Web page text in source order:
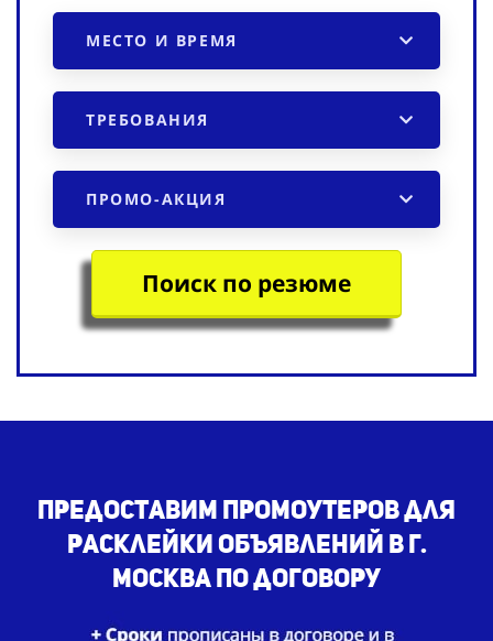
МЕСТО И ВРЕМЯ
ТРЕБОВАНИЯ
ПРОМО-АКЦИЯ
Поиск по резюме
Предоставим промоутеров для
расклейки объявлений в г.
Москва по договору